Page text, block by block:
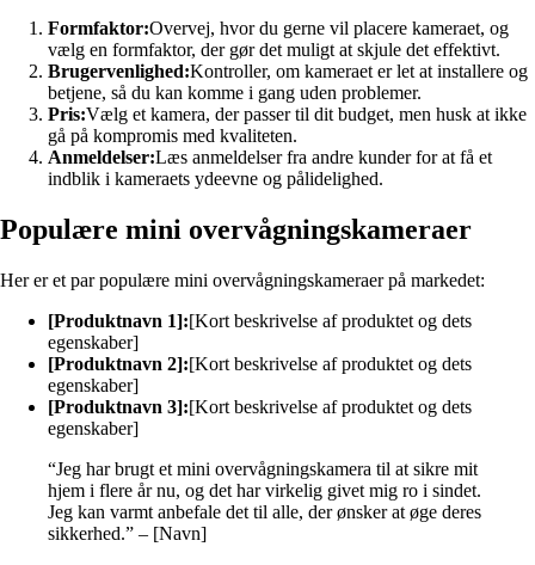
Formfaktor:Overvej, hvor du gerne vil placere kameraet, og
vælg en formfaktor, der gør det muligt at skjule det effektivt.
Brugervenlighed:Kontroller, om kameraet er let at installere og
betjene, så du kan komme i gang uden problemer.
Pris:Vælg et kamera, der passer til dit budget, men husk at ikke
gå på kompromis med kvaliteten.
Anmeldelser:Læs anmeldelser fra andre kunder for at få et
indblik i kameraets ydeevne og pålidelighed.
Populære mini overvågningskameraer
Her er et par populære mini overvågningskameraer på markedet:
[Produktnavn 1]:[Kort beskrivelse af produktet og dets
egenskaber]
[Produktnavn 2]:[Kort beskrivelse af produktet og dets
egenskaber]
[Produktnavn 3]:[Kort beskrivelse af produktet og dets
egenskaber]
“Jeg har brugt et mini overvågningskamera til at sikre mit
hjem i flere år nu, og det har virkelig givet mig ro i sindet.
Jeg kan varmt anbefale det til alle, der ønsker at øge deres
sikkerhed.” – [Navn]